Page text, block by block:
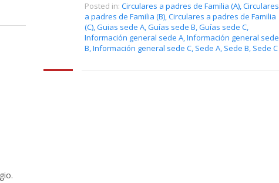
Posted in: Circulares a padres de Familia (A),Circulares
a padres de Familia (B),Circulares a padres de Familia
(C),Guias sede A,Guías sede B,Guías sede C,
Información general sede A,Información general sede
B,Información general sede C, Sede A, Sede B, Sede C